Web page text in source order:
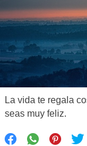
La vida te regala
seas muy feliz.